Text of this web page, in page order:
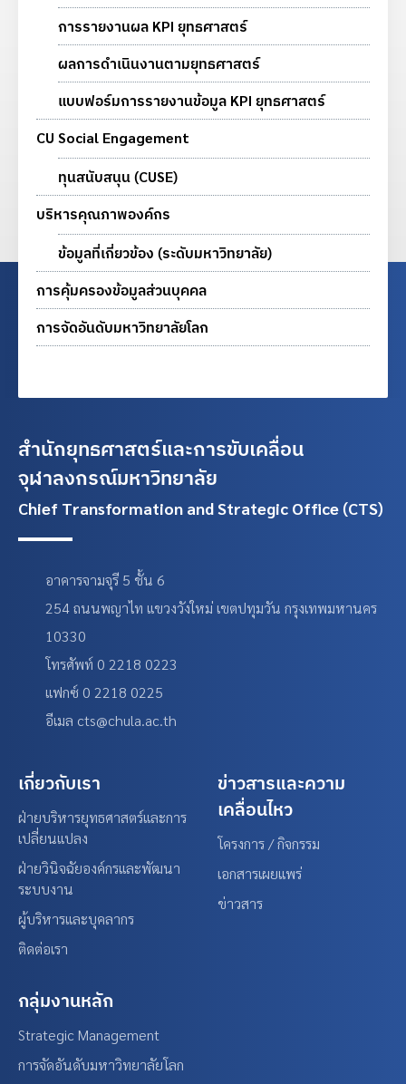
การรายงานผล KPI ยุทธศาสตร์
ผลการดำเนินงานตามยุทธศาสตร์
แบบฟอร์มการรายงานข้อมูล KPI ยุทธศาสตร์
CU Social Engagement
ทุนสนับสนุน (CUSE)
บริหารคุณภาพองค์กร
ข้อมูลที่เกี่ยวข้อง (ระดับมหาวิทยาลัย)
การคุ้มครองข้อมูลส่วนบุคคล
การจัดอันดับมหาวิทยาลัยโลก
สำนักยุทธศาสตร์และการขับเคลื่อน
จุฬาลงกรณ์มหาวิทยาลัย
Chief Transformation and Strategic Office (CTS)
อาคารจามจุรี 5 ชั้น 6
254 ถนนพญาไท แขวงวังใหม่ เขตปทุมวัน กรุงเทพมหานคร
10330
โทรศัพท์ 0 2218 0223
แฟกซ์ 0 2218 0225
อีเมล cts@chula.ac.th
เกี่ยวกับเรา
ฝ่ายบริหารยุทธศาสตร์และการ
เปลี่ยนแปลง
ฝ่ายวินิจฉัยองค์กรและพัฒนา
ระบบงาน
ผู้บริหารและบุคลากร
ติดต่อเรา
ข่าวสารและความ
เคลื่อนไหว
โครงการ / กิจกรรม
เอกสารเผยแพร่
ข่าวสาร
กลุ่มงานหลัก
Strategic Management
การจัดอันดับมหาวิทยาลัยโลก